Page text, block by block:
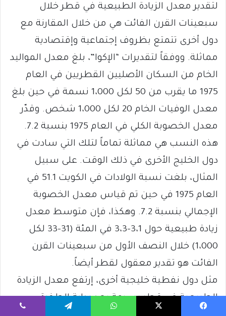
لتقدير معدل الزيادة الطبيعية في قطر خلال
سبعينات القرن الفائت هي من خلال المقارنة مع
دول أخرى تتمتع بظروف إجتماعية وإقتصادية
مماثلة. ووفقاً لتقديرات “الإكوا”، بلغ معدل المواليد
الخام من السكان الأصليين القطريين في العام
1975 ما يقرب من 50 لكل 1،000 نسمة في حين بلغ
معدل الوفيات الخام 20 لكل 1،000 شخص. وقدّر
معدل الخصوبة الكلي في العام 1975 بنسبة 7.2.
هذه النسب هي مماثلة تماماً لتلك التي سادت في
دول الخليج الأخرى في ذلك الوقت. على سبيل
المثال، بلغت نسبة الولادات في الكويت 51.1 في
العام 1975 في حين تم قياس معدل الخصوبة
الإجمالي بنسبة 7.2. وهكذا، فإن متوسط معدل
زيادة طبيعية حول 3،1-3،3 في المئة (31-33 لكل
1،000) خلال النصف الأول من سبعينات القرن
الفائت هو تقدير معقول لقطر أيضاً.
مثل دول نفطية خليجية أخرى، إرتفع معدل الزيادة
الطبيعية في قطر بسرعة بعد بداية الطفرة